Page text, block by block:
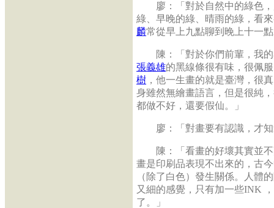
廖：「對於自然中的綠色，
綠、早晚的綠、晴雨的綠，看
麟常從早上九點聊到晚上十一
陳：「對於你們前輩，我的
張義雄的黑線條很有味，很佩
樹 ，他一生畫的就是臺灣，很
身雖然無繪畫語言，但是很純
都做不好，還要假仙。」
廖：「對畫要有認識，才知
陳：「看畫的好壞其實並不
畫是印刷品表現不出來的，古
（除了白色）發生關係。人體
又細的感覺，只有加一些INK
了。」